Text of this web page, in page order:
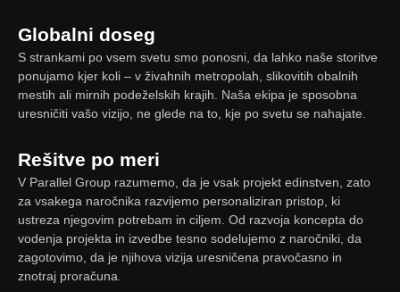
Globalni doseg
S strankami po vsem svetu smo ponosni, da lahko naše storitve
ponujamo kjer koli – v živahnih metropolah, slikovitih obalnih
mestih ali mirnih podeželskih krajih. Naša ekipa je sposobna
uresničiti vašo vizijo, ne glede na to, kje po svetu se nahajate.
Rešitve po meri
V Parallel Group razumemo, da je vsak projekt edinstven, zato
za vsakega naročnika razvijemo personaliziran pristop, ki
ustreza njegovim potrebam in ciljem. Od razvoja koncepta do
vodenja projekta in izvedbe tesno sodelujemo z naročniki, da
zagotovimo, da je njihova vizija uresničena pravočasno in
znotraj proračuna.